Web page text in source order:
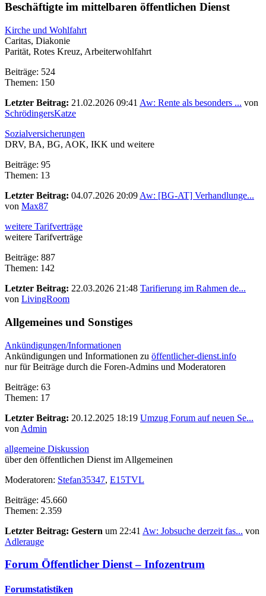
Beschäftigte im mittelbaren öffentlichen Dienst
Kirche und Wohlfahrt
Caritas, Diakonie
Parität, Rotes Kreuz, Arbeiterwohlfahrt
Beiträge: 524
Themen: 150
Letzter Beitrag: 21.02.2026 09:41 Aw: Rente als besonders ... von
SchrödingersKatze
Sozialversicherungen
DRV, BA, BG, AOK, IKK und weitere
Beiträge: 95
Themen: 13
Letzter Beitrag: 04.07.2026 20:09 Aw: [BG-AT] Verhandlunge...
von Max87
weitere Tarifverträge
weitere Tarifverträge
Beiträge: 887
Themen: 142
Letzter Beitrag: 22.03.2026 21:48 Tarifierung im Rahmen de...
von LivingRoom
Allgemeines und Sonstiges
Ankündigungen/Informationen
Ankündigungen und Informationen zu öffentlicher-dienst.info
nur für Beiträge durch die Foren-Admins und Moderatoren
Beiträge: 63
Themen: 17
Letzter Beitrag: 20.12.2025 18:19 Umzug Forum auf neuen Se...
von Admin
allgemeine Diskussion
über den öffentlichen Dienst im Allgemeinen
Moderatoren: Stefan35347, E15TVL
Beiträge: 45.660
Themen: 2.359
Letzter Beitrag: Gestern um 22:41 Aw: Jobsuche derzeit fas... von
Adlerauge
Forum Öffentlicher Dienst – Infozentrum
Forumstatistiken